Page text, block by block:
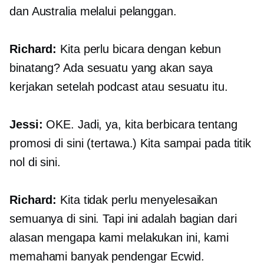
dan Australia melalui pelanggan.
Richard: Kita perlu bicara dengan kebun
binatang? Ada sesuatu yang akan saya
kerjakan setelah podcast atau sesuatu itu.
Jessi: OKE. Jadi, ya, kita berbicara tentang
promosi di sini (tertawa.) Kita sampai pada titik
nol di sini.
Richard: Kita tidak perlu menyelesaikan
semuanya di sini. Tapi ini adalah bagian dari
alasan mengapa kami melakukan ini, kami
memahami banyak pendengar Ecwid.